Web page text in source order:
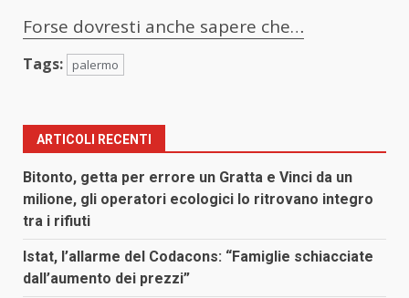
Forse dovresti anche sapere che…
Tags: palermo
ARTICOLI RECENTI
Bitonto, getta per errore un Gratta e Vinci da un
milione, gli operatori ecologici lo ritrovano integro
tra i rifiuti
Istat, l’allarme del Codacons: “Famiglie schiacciate
dall’aumento dei prezzi”